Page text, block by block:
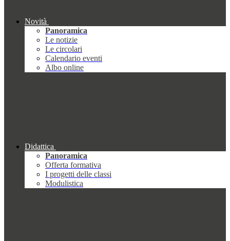
Novità
Panoramica
Le notizie
Le circolari
Calendario eventi
Albo online
Didattica
Panoramica
Offerta formativa
I progetti delle classi
Modulistica